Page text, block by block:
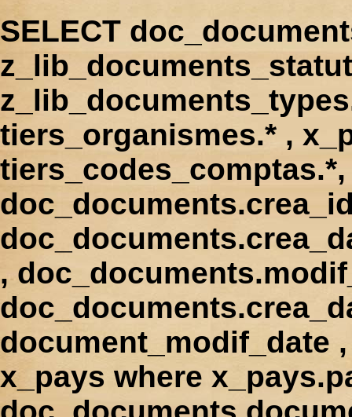
SELECT
tiers_organismes.* ,
,
document_modif_date
x_pays where